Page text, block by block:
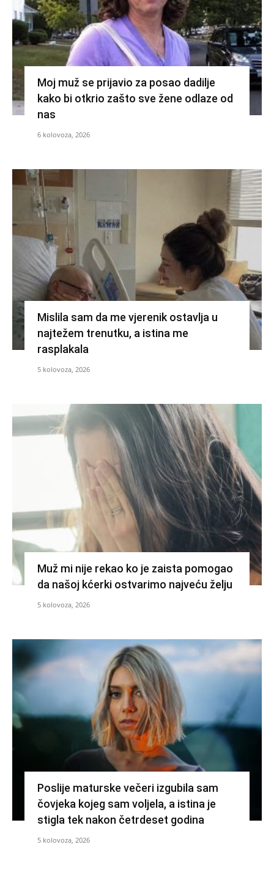
Moj muž se prijavio za posao dadilje
kako bi otkrio zašto sve žene odlaze od
nas
6 kolovoza, 2026
Mislila sam da me vjerenik ostavlja u
najtežem trenutku, a istina me
rasplakala
5 kolovoza, 2026
Muž mi nije rekao ko je zaista pomogao
da našoj kćerki ostvarimo najveću želju
5 kolovoza, 2026
Poslije maturske večeri izgubila sam
čovjeka kojeg sam voljela, a istina je
stigla tek nakon četrdeset godina
5 kolovoza, 2026